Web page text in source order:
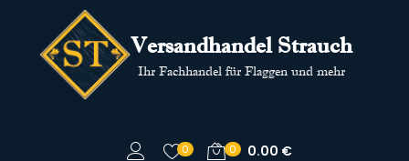
Versandhandel Strauch
Ihr Fachhandel für Flaggen und mehr
0 0 0.00 €